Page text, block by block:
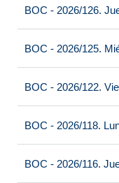
BOC - 2026/126.
BOC - 2026/125.
BOC - 2026/122.
BOC - 2026/118.
BOC - 2026/116.